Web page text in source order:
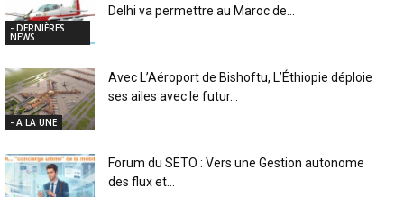
- DERNIÈRES
NEWS
Delhi va permettre au Maroc de...
- A LA UNE
Avec L’Aéroport de Bishoftu, L’Éthiopie déploie
ses ailes avec le futur...
Forum du SETO : Vers une Gestion autonome
des flux et...